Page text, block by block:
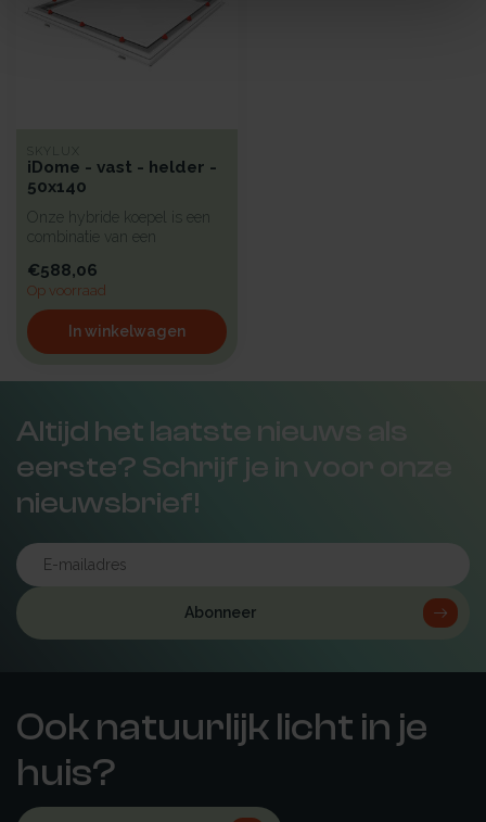
SKYLUX
iDome - vast - helder -
50x140
Onze hybride koepel is een
combinatie van een
kunststofkoepel...
€588,06
Op voorraad
In winkelwagen
Altijd het laatste nieuws als
eerste? Schrijf je in voor onze
nieuwsbrief!
Abonneer
Ook natuurlijk licht in je
huis?